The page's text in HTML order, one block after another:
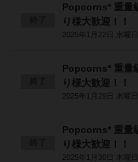
Popcorns* 重量
り様大歓迎！！
2025年1月22日 水曜日
Popcorns* 重量
り様大歓迎！！
2025年1月29日 水曜日
Popcorns* 重量
り様大歓迎！！
2025年1月30日 木曜日